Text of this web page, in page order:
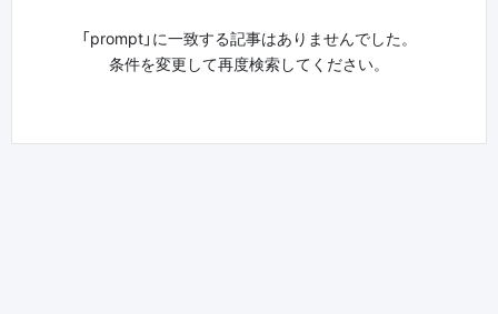
「prompt」に一致する記事はありませんでした。
条件を変更して再度検索してください。